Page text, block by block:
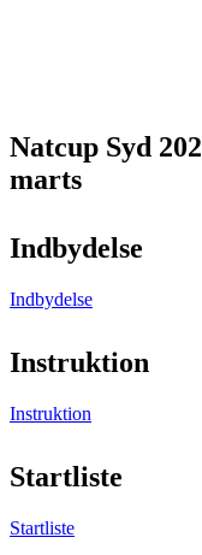
Natcup Syd
marts
Indbydelse
Indbydelse
Instruktion
Instruktion
Startliste
Startliste